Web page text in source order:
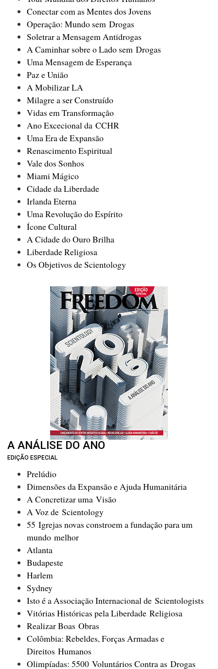
Conectar com as Mentes dos Jovens
Operação: Mundo sem Drogas
Soletrar a Mensagem Antidrogas
A Caminhar sobre o Lado sem Drogas
Uma Mensagem de Esperança
Paz e União
A Mobilizar LA
Milagre a ser Construído
Vidas em Transformação
Ano Excecional da CCHR
Uma Era de Expansão
Renascimento Espiritual
Vale dos Sonhos
Miami Mágico
Cidade da Liberdade
Irlanda Eterna
Uma Revolução do Espírito
Ícone Cultural
A Cidade do Ouro Brilha
Liberdade Religiosa
Os Objetivos de Scientology
A ANÁLISE DO ANO
EDIÇÃO ESPECIAL
Prelúdio
Dimensões da Expansão e Ajuda Humanitária
A Concretizar uma Visão
A Voz de Scientology
55 Igrejas novas constroem a fundação para um
mundo melhor
Atlanta
Budapeste
Harlem
Sydney
Isto é a Associação Internacional de Scientologists
Vitórias Históricas pela Liberdade Religiosa
Realizar Boas Obras
Colômbia: Rebeldes, Forças Armadas e
Direitos Humanos
Olimpíadas: 5500 Voluntários Contra as Drogas